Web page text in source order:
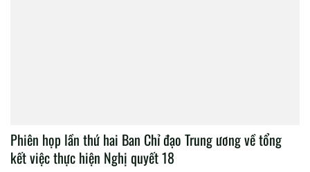
Phiên họp lần thứ hai Ban Chỉ đạo Trung ương về tổng
kết việc thực hiện Nghị quyết 18